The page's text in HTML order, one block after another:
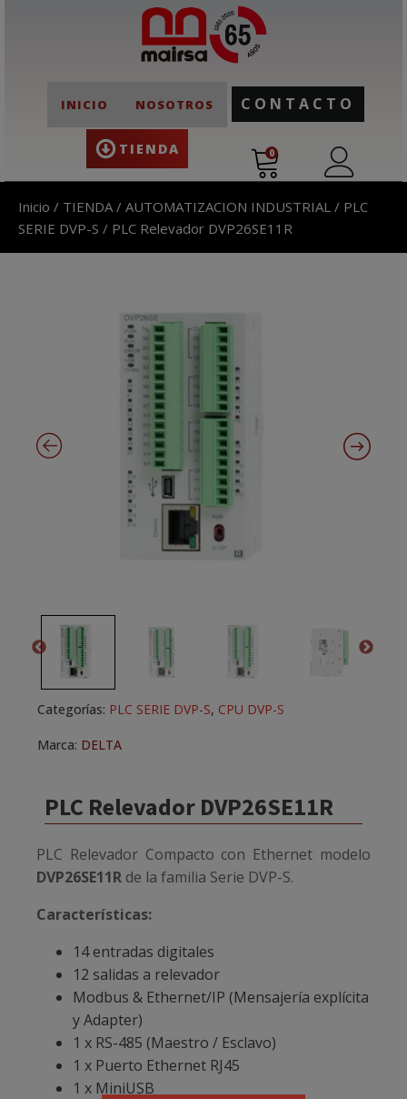
INICIO NOSOTROS
TIENDA
CONTACTO
0
Inicio / TIENDA / AUTOMATIZACION INDUSTRIAL / PLC
SERIE DVP-S / PLC Relevador DVP26SE11R
PLC Relevador DVP26SE11R
PLC Relevador Compacto con Ethernet modelo
DVP26SE11R de la familia Serie DVP-S.
Características:
14 entradas digitales
12 salidas a relevador
Modbus & Ethernet/IP (Mensajería explícita
y Adapter)
1 x RS-485 (Maestro / Esclavo)
1 x Puerto Ethernet RJ45
1 x MiniUSB
Categorías: PLC SERIE DVP-S, CPU DVP-S
Marca: DELTA